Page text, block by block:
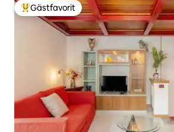
Populär gästfavorit
Gästfavorit